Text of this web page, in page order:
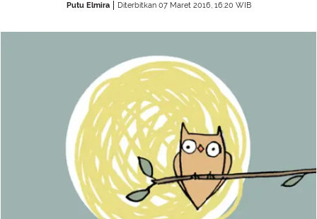
Putu Elmira Diterbitkan 07 Maret 2016, 16:20 WIB